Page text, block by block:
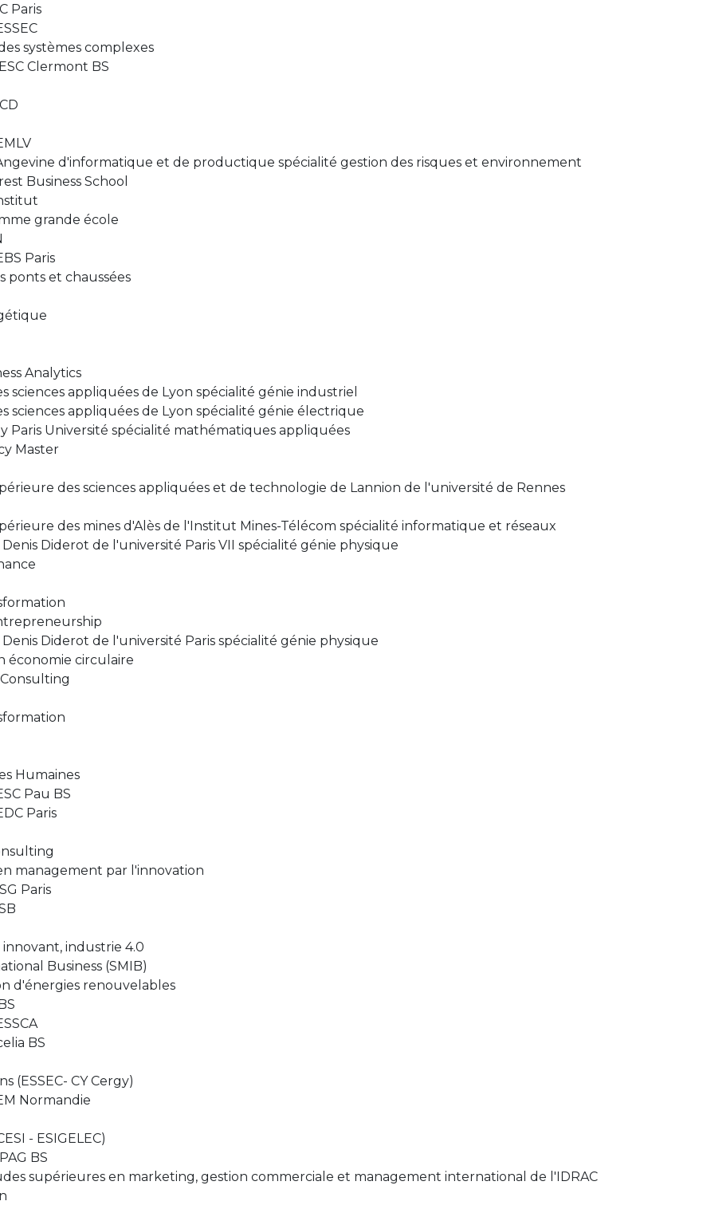
Paris
systèmes complexes
Clermont BS
d'informatique et de productique spécialité gestion des risques et environnement
Business School
grande école
Paris
ponts et chaussées
Analytics
appliquées de Lyon spécialité génie industriel
appliquées de Lyon spécialité génie électrique
Paris Université spécialité mathématiques appliquées
Master
des sciences appliquées et de technologie de Lannion de l'université de Rennes
des mines d'Alès de l'Institut Mines-Télécom spécialité informatique et réseaux
Diderot de l'université Paris VII spécialité génie physique
Diderot de l'université Paris spécialité génie physique
économie circulaire
Humaines
Pau BS
Paris
management par l'innovation
Paris
industrie 4.0
Business (SMIB)
d'énergies renouvelables
BS
(ESSEC- CY Cergy)
Normandie
- ESIGELEC)
BS
supérieures en marketing, gestion commerciale et management international de l'IDRAC